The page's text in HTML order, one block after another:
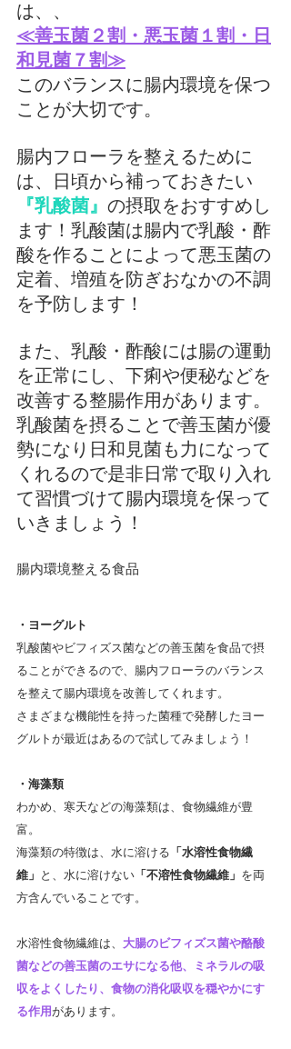
は、、
≪善玉菌２割・悪玉菌１割・日
和見菌７割≫
このバランスに腸内環境を保つ
ことが大切です。
腸内フローラを整えるために
は、日頃から補っておきたい
『乳酸菌』 の摂取をおすすめし
ます！乳酸菌は腸内で乳酸・酢
酸を作ることによって悪玉菌の
定着、増殖を防ぎおなかの不調
を予防します！
また、乳酸・酢酸には腸の運動
を正常にし、下痢や便秘などを
改善する整腸作用があります。
乳酸菌を摂ることで善玉菌が優
勢になり日和見菌も力になって
くれるので是非日常で取り入れ
て習慣づけて腸内環境を保って
いきましょう！
腸内環境整える食品
・ヨーグルト
乳酸菌やビフィズス菌などの善玉菌を食品で摂
ることができるので、腸内フローラのバランス
を整えて腸内環境を改善してくれます。
さまざまな機能性を持った菌種で発酵したヨー
グルトが最近はあるので試してみましょう！
・海藻類
わかめ、寒天などの海藻類は、食物繊維が豊
富。
海藻類の特徴は、水に溶ける 「水溶性食物繊
維」 と、水に溶けない 「不溶性食物繊維」 を両
方含んでいることです。
水溶性食物繊維は、 大腸のビフィズス菌や酪酸
菌などの善玉菌のエサになる他、ミネラルの吸
収をよくしたり、食物の消化吸収を穏やかにす
る作用があります。